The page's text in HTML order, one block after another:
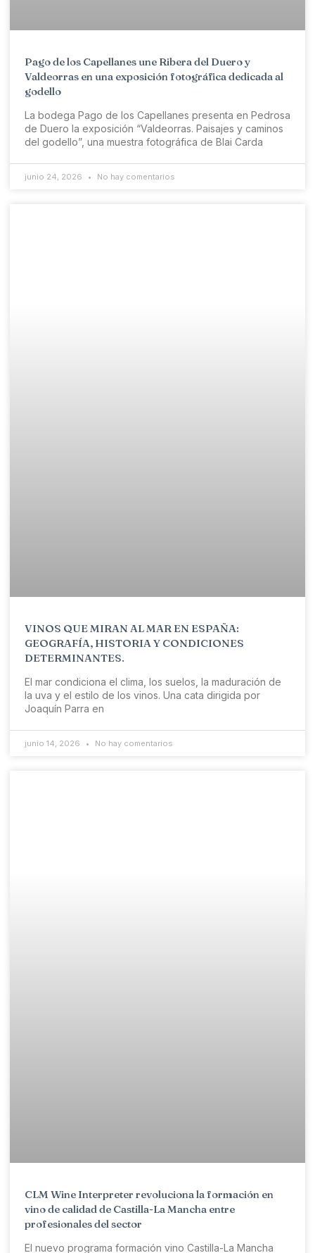
Pago de los Capellanes une Ribera del Duero y
Valdeorras en una exposición fotográfica dedicada al
godello
La bodega Pago de los Capellanes presenta en Pedrosa
de Duero la exposición “Valdeorras. Paisajes y caminos
del godello”, una muestra fotográfica de Blai Carda
junio 24, 2026 No hay comentarios
VINOS QUE MIRAN AL MAR EN ESPAÑA:
GEOGRAFÍA, HISTORIA Y CONDICIONES
DETERMINANTES.
El mar condiciona el clima, los suelos, la maduración de
la uva y el estilo de los vinos. Una cata dirigida por
Joaquín Parra en
junio 14, 2026 No hay comentarios
CLM Wine Interpreter revoluciona la formación en
vino de calidad de Castilla-La Mancha entre
profesionales del sector
El nuevo programa formación vino Castilla-La Mancha